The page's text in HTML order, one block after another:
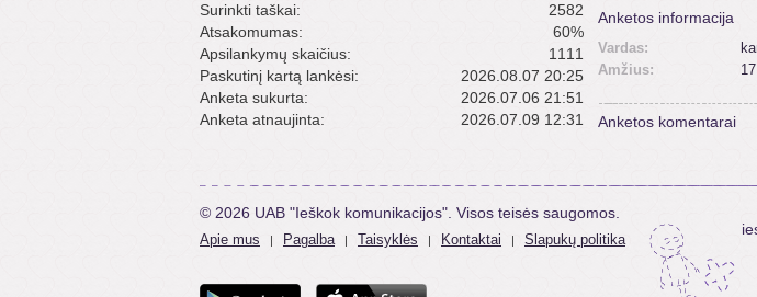
Surinkti taškai:
2582
Atsakomumas:
60%
Apsilankymų skaičius:
1111
Paskutinį kartą lankėsi:
2026.08.07 20:25
Anketa sukurta:
2026.07.06 21:51
Anketa atnaujinta:
2026.07.09 12:31
Anketos informacija
Vardas:
Amžius:
Anketos komentarai
© 2026 UAB "Ieškok komunikacijos". Visos teisės saugomos.
Apie mus | Pagalba | Taisyklės | Kontaktai | Slapukų politika